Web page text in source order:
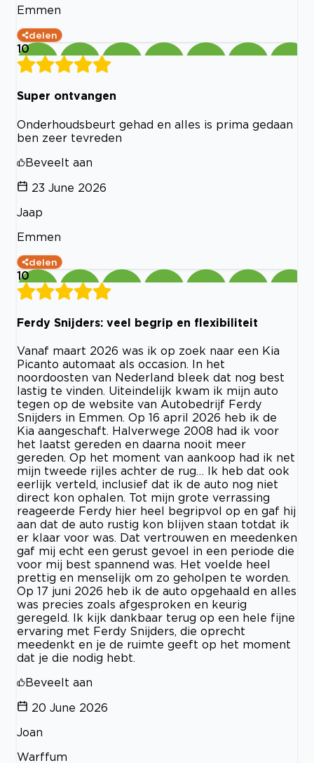
Emmen
delen
10
Super ontvangen
Onderhoudsbeurt gehad en alles is prima gedaan
ben zeer tevreden
Beveelt aan
23 June 2026
Jaap
Emmen
delen
10
Ferdy Snijders: veel begrip en flexibiliteit
Vanaf maart 2026 was ik op zoek naar een Kia
Picanto automaat als occasion. In het
noordoosten van Nederland bleek dat nog best
lastig te vinden. Uiteindelijk kwam ik mijn auto
tegen op de website van Autobedrijf Ferdy
Snijders in Emmen. Op 16 april 2026 heb ik de
Kia aangeschaft. Halverwege 2008 had ik voor
het laatst gereden en daarna nooit meer
gereden. Op het moment van aankoop had ik net
mijn tweede rijles achter de rug… Ik heb dat ook
eerlijk verteld, inclusief dat ik de auto nog niet
direct kon ophalen. Tot mijn grote verrassing
reageerde Ferdy hier heel begripvol op en gaf hij
aan dat de auto rustig kon blijven staan totdat ik
er klaar voor was. Dat vertrouwen en meedenken
gaf mij echt een gerust gevoel in een periode die
voor mij best spannend was. Het voelde heel
prettig en menselijk om zo geholpen te worden.
Op 17 juni 2026 heb ik de auto opgehaald en alles
was precies zoals afgesproken en keurig
geregeld. Ik kijk dankbaar terug op een hele fijne
ervaring met Ferdy Snijders, die oprecht
meedenkt en je de ruimte geeft op het moment
dat je die nodig hebt.
Beveelt aan
20 June 2026
Joan
Warffum